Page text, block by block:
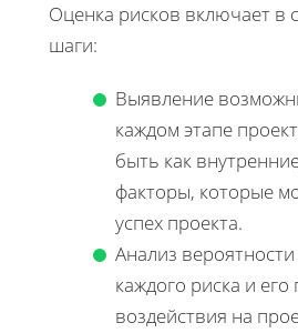
Оценка рисков включает в
шаги:
Выявление
каждом этапе
быть как
факторы, которые
успех проекта.
Анализ
каждого риска и
воздействия на